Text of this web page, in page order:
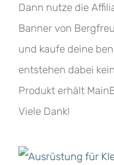
Dann nutze die
Banner von
und kaufe deine
entstehen dabei
Produkt erhält
Viele Dank!